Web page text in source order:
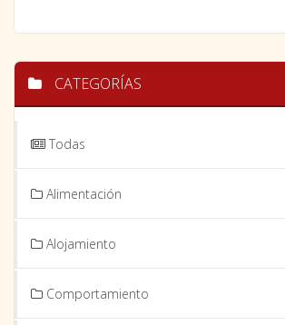
CATEGORÍAS
Todas
Alimentación
Alojamiento
Comportamiento